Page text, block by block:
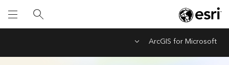
ArcGIS for Microsoft
Menu